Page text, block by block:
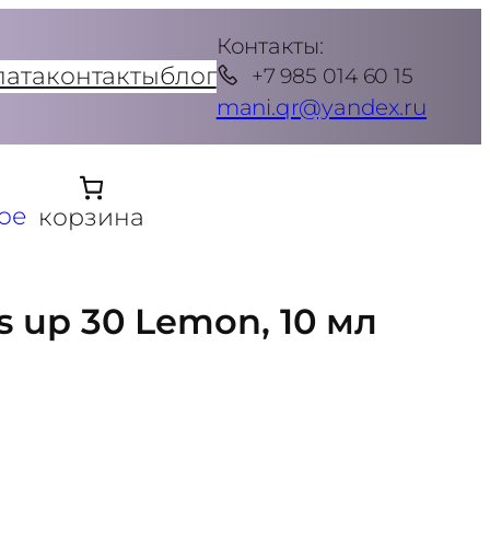
контактыблог
Контакты:
+7 985 014 60 15
mani.qr@yandex.ru
корзина
up 30 Lemon, 10 мл